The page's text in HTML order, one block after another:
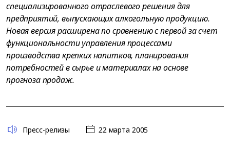
специализированного отраслевого решения для
предприятий, выпускающих алкогольную продукцию.
Новая версия расширена по сравнению с первой за счет
функциональности управления процессами
производства крепких напитков, планирования
потребностей в сырье и материалах на основе
прогноза продаж.
Пресс-релизы 22 марта 2005